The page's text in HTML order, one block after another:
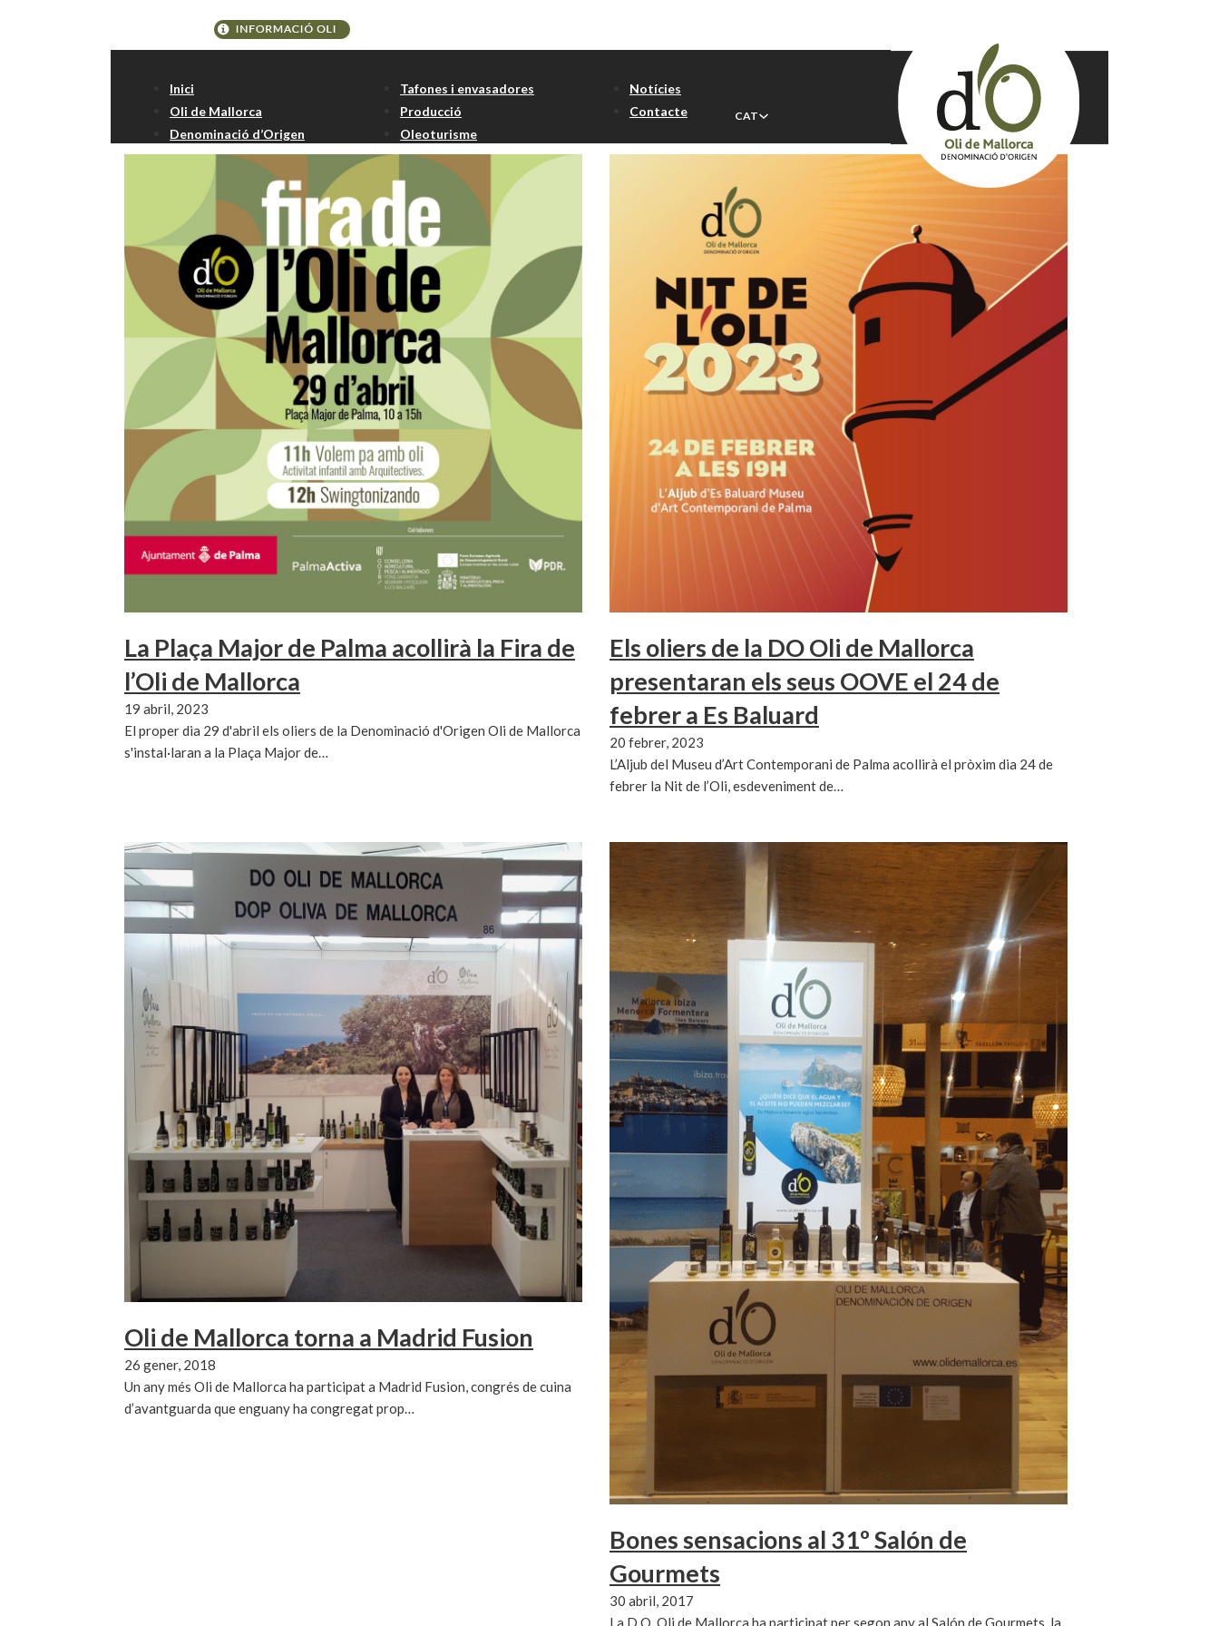
Inici
Oli de Mallorca
Denominació d’Origen
Tafones i envasadores
Producció
Oleoturisme
Notícies
Contacte
CAT
Etiqueta: Oli Verderol
La Plaça Major de Palma acollirà la Fira de
l’Oli de Mallorca
19 abril, 2023
El proper dia 29 d'abril els oliers de la Denominació d'Origen Oli de Mallorca
s'instal·laran a la Plaça Major de…
Els oliers de la DO Oli de Mallorca
presentaran els seus OOVE el 24 de
febrer a Es Baluard
20 febrer, 2023
L’Aljub del Museu d’Art Contemporani de Palma acollirà el pròxim dia 24 de
febrer la Nit de l’Oli, esdeveniment de…
Oli de Mallorca torna a Madrid Fusion
26 gener, 2018
Un any més Oli de Mallorca ha participat a Madrid Fusion, congrés de cuina
d’avantguarda que enguany ha congregat prop…
Bones sensacions al 31º Salón de
Gourmets
30 abril, 2017
La D.O. Oli de Mallorca ha participat per segon any al Salón de Gourmets, la